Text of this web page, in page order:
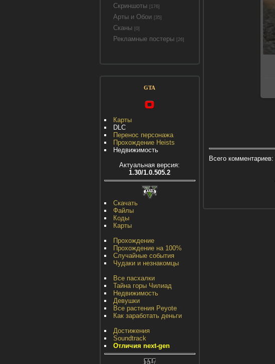
Скриншоты [176]
Арты и Обои [35]
Сканы [0]
Рекламные постеры [26]
GTA
Карты
DLC
Перенос персонажа
Прохождение Heists
Недвижимость
Актуальная версия:
1.30/1.0.505.2
Скачать
Файлы
Коды
Карты
Прохождение
Прохождение на 100%
Случайные события
Чудаки и незнакомцы
Все пасхалки
Тайна горы Чилиад
Недвижимость
Девушки
Все растения Peyote
Как заработать деньги
Достижения
Soundtrack
Отличия next-gen
Всего комментариев: